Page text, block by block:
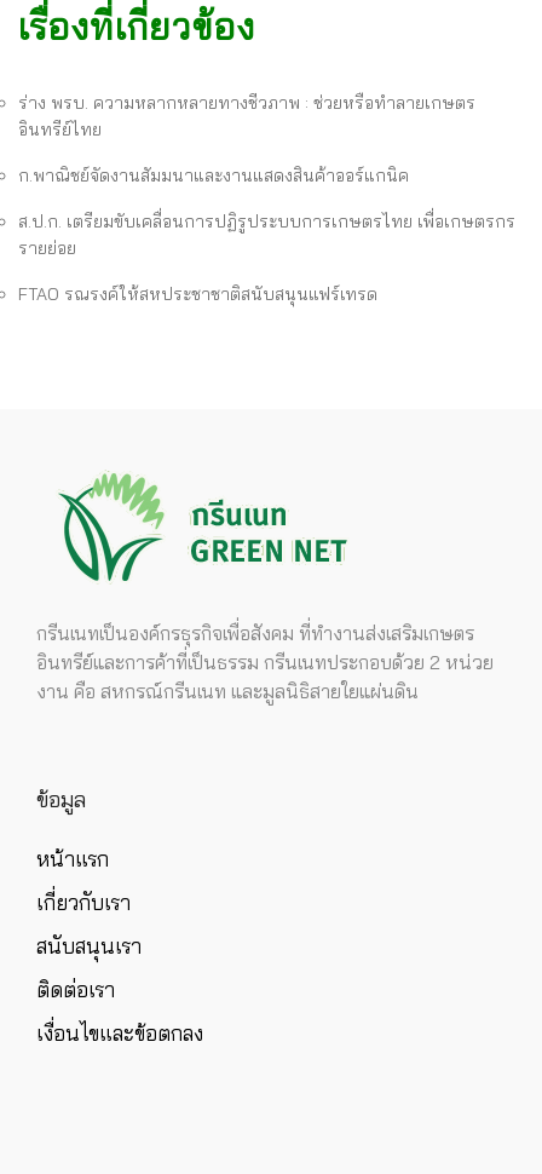
เรื่องที่เกี่ยวข้อง
ร่าง พรบ. ความหลากหลายทางชีวภาพ : ช่วยหรือทำลายเกษตร
อินทรีย์ไทย
ก.พาณิชย์จัดงานสัมมนาและงานแสดงสินค้าออร์แกนิค
ส.ป.ก. เตรียมขับเคลื่อนการปฏิรูประบบการเกษตรไทย เพื่อเกษตรกร
รายย่อย
FTAO รณรงค์ให้สหประชาชาติสนับสนุนแฟร์เทรด
กรีนเนทเป็นองค์กรธุรกิจเพื่อสังคม ที่ทำงานส่งเสริมเกษตร
อินทรีย์และการค้าที่เป็นธรรม กรีนเนทประกอบด้วย 2 หน่วย
งาน คือ สหกรณ์กรีนเนท และมูลนิธิสายใยแผ่นดิน
ข้อมูล
หน้าแรก
เกี่ยวกับเรา
สนับสนุนเรา
ติดต่อเรา
เงื่อนไขและข้อตกลง